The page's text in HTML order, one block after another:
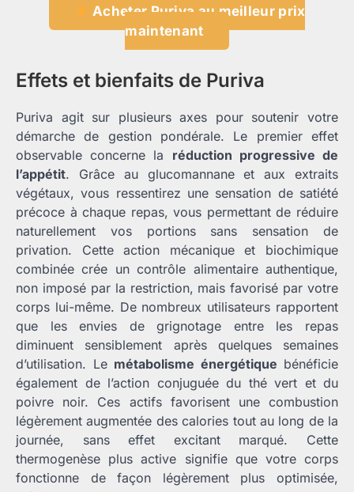
Acheter Puriva au meilleur prix
maintenant
Effets et bienfaits de Puriva
Puriva agit sur plusieurs axes pour soutenir votre
démarche de gestion pondérale. Le premier effet
observable concerne la réduction progressive de
l’appétit. Grâce au glucomannane et aux extraits
végétaux, vous ressentirez une sensation de satiété
précoce à chaque repas, vous permettant de réduire
naturellement vos portions sans sensation de
privation. Cette action mécanique et biochimique
combinée crée un contrôle alimentaire authentique,
non imposé par la restriction, mais favorisé par votre
corps lui-même. De nombreux utilisateurs rapportent
que les envies de grignotage entre les repas
diminuent sensiblement après quelques semaines
d’utilisation. Le métabolisme énergétique bénéficie
également de l’action conjuguée du thé vert et du
poivre noir. Ces actifs favorisent une combustion
légèrement augmentée des calories tout au long de la
journée, sans effet excitant marqué. Cette
thermogenèse plus active signifie que votre corps
fonctionne de façon légèrement plus optimisée,